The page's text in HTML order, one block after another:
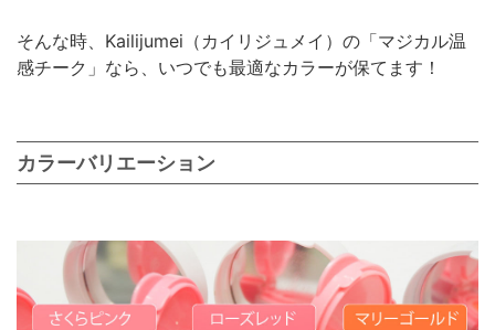
そんな時、Kailijumei（カイリジュメイ）の「マジカル温
感チーク」なら、いつでも最適なカラーが保てます！
カラーバリエーション